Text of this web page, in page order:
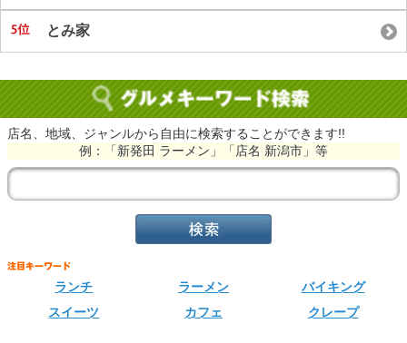
とみ家
店名、地域、ジャンルから自由に検索することができます!!
例：「新発田 ラーメン」「店名 新潟市」等
ランチ ラーメン
バイキング
スイーツ
カフェ クレープ